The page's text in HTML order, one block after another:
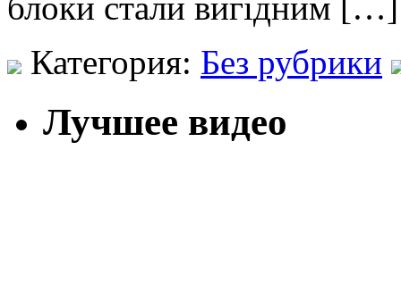
Категория: Без рубрики
Лучшее видео